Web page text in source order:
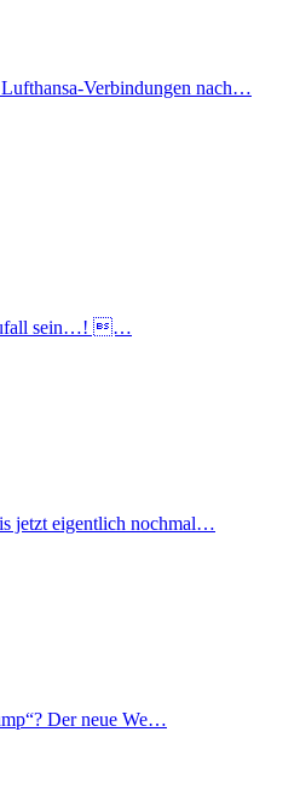
Verbindungen nach…
sein…! …
jetzt eigentlich nochmal…
Der neue We…